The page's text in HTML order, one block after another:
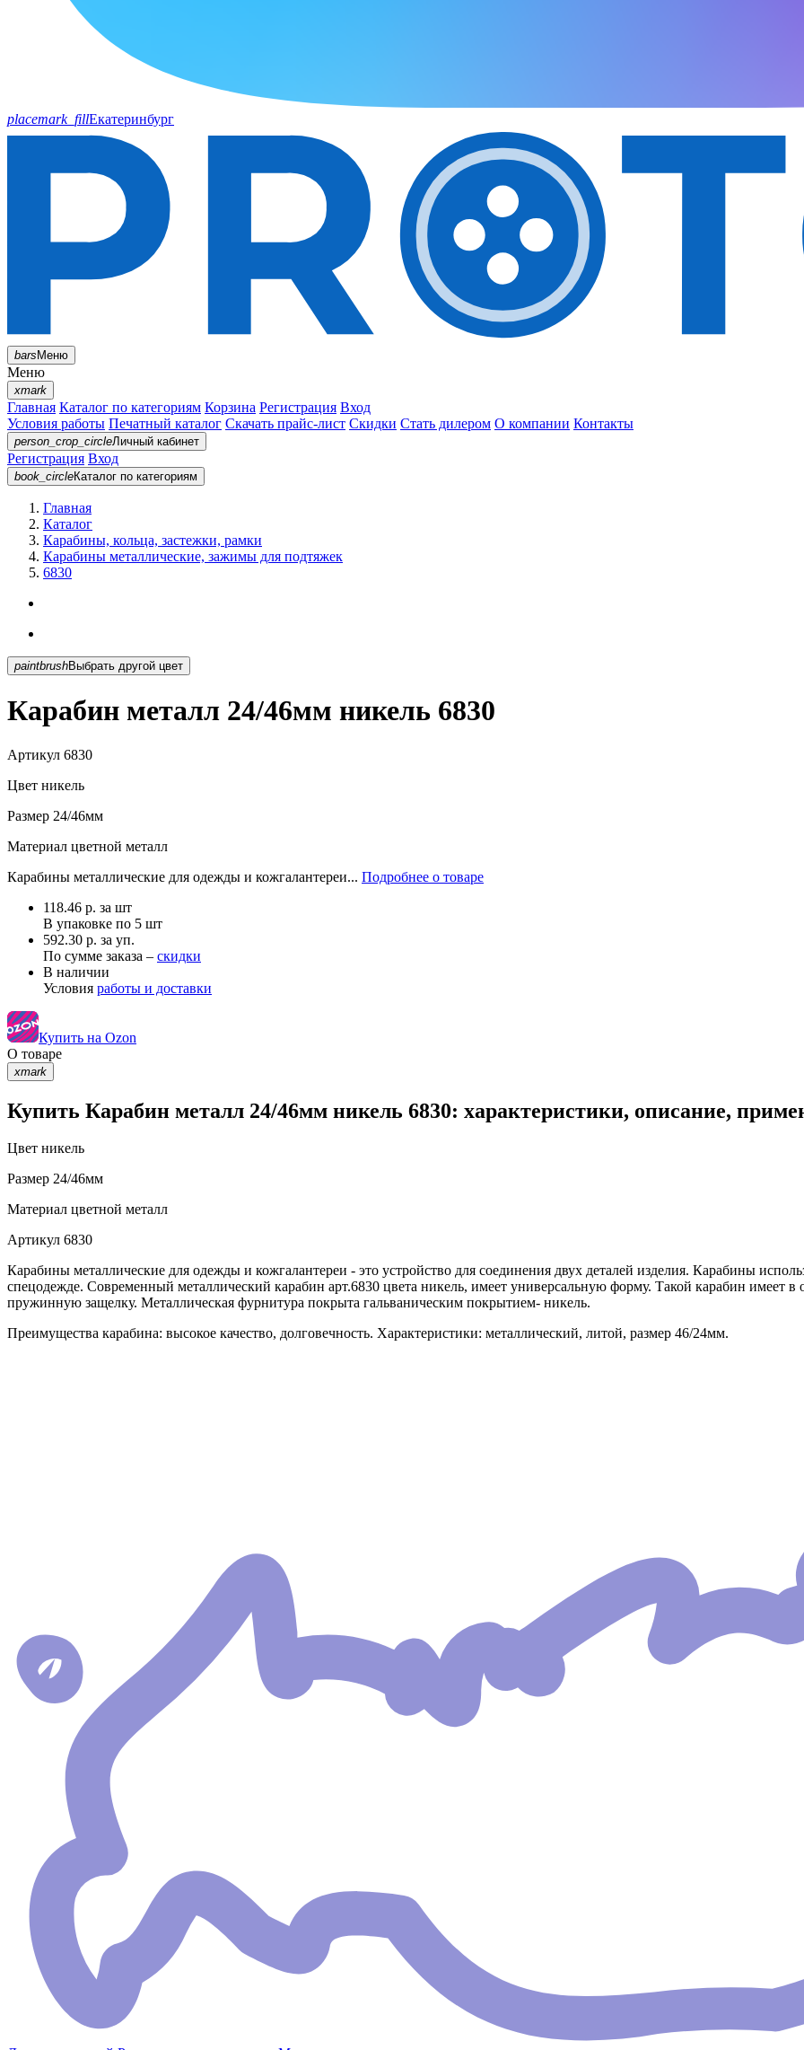
placemark_fillЕкатеринбург
barsМеню
Меню
xmark
Главная Каталог по категориям Корзина Регистрация Вход
Условия работы Печатный каталог Скачать прайс-лист Скидки Стать дилером О компании Контакты
person_crop_circleЛичный кабинет
Регистрация Вход
book_circleКаталог по категориям
Главная
Каталог
Карабины, кольца, застежки, рамки
Карабины металлические, зажимы для подтяжек
6830
paintbrush Выбрать другой цвет
Карабин металл 24/46мм никель 6830
Артикул 6830
Цвет никель
Размер 24/46мм
Материал цветной металл
Карабины металлические для одежды и кожгалантереи... Подробнее о товаре
118.46 р. за шт
В упаковке по 5 шт
592.30 р. за уп.
По сумме заказа – скидки
В наличии
Условия работы и доставки
Купить на Ozon
О товаре
xmark
Купить Карабин металл 24/46мм никель 6830: характеристики, описание,
Цвет никель
Размер 24/46мм
Материал цветной металл
Артикул 6830
Карабины металлические для одежды и кожгалантереи - это устройство для соединения двух деталей изделия. Карабины
спецодежде. Современный металлический карабин арт.6830 цвета никель, имеет универсальную форму. Такой карабин
пружинную защелку. Металлическая фурнитура покрыта гальваническим покрытием- никель.
Преимущества карабина: высокое качество, долговечность. Характеристики: металлический, литой, размер 46/24мм.